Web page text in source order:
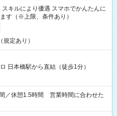
キルにより優遇 スマホでかんたんに
す（※上限、条件あり）
定あり）
日本橋駅から直結（徒歩1分）